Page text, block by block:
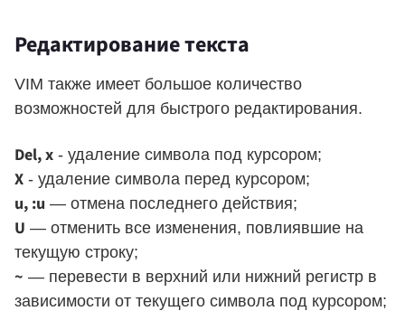
Редактирование текста
VIM также имеет большое количество
возможностей для быстрого редактирования.
Del, x - удаление символа под курсором;
X - удаление символа перед курсором;
u, :u — отмена последнего действия;
U — отменить все изменения, повлиявшие на
текущую строку;
~ — перевести в верхний или нижний регистр в
зависимости от текущего символа под курсором;